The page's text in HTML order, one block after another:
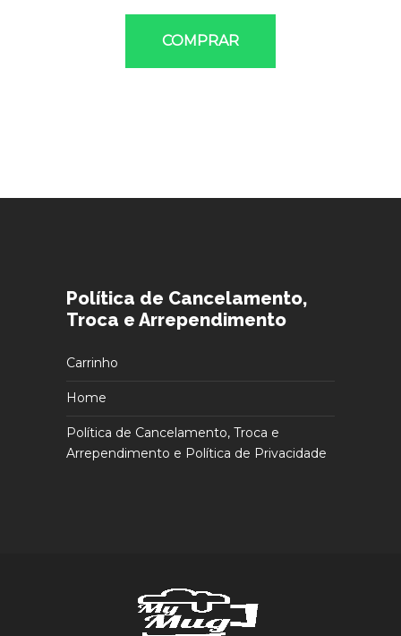
COMPRAR
Política de Cancelamento,
Troca e Arrependimento
Carrinho
Home
Política de Cancelamento, Troca e
Arrependimento e Política de Privacidade